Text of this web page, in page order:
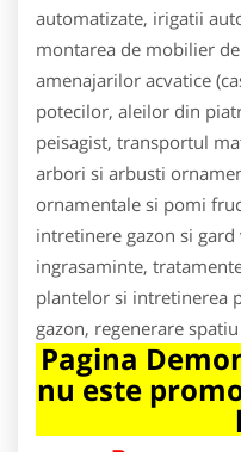
automatizate, irigatii
montarea de mobilier
amenajarilor acvatice
potecilor, aleilor din
peisagist, transportul
arbori si arbusti
ornamentale si pomi
intretinere gazon si
ingrasaminte,
plantelor si intretinerea
gazon, regenerare
Pagina
nu este